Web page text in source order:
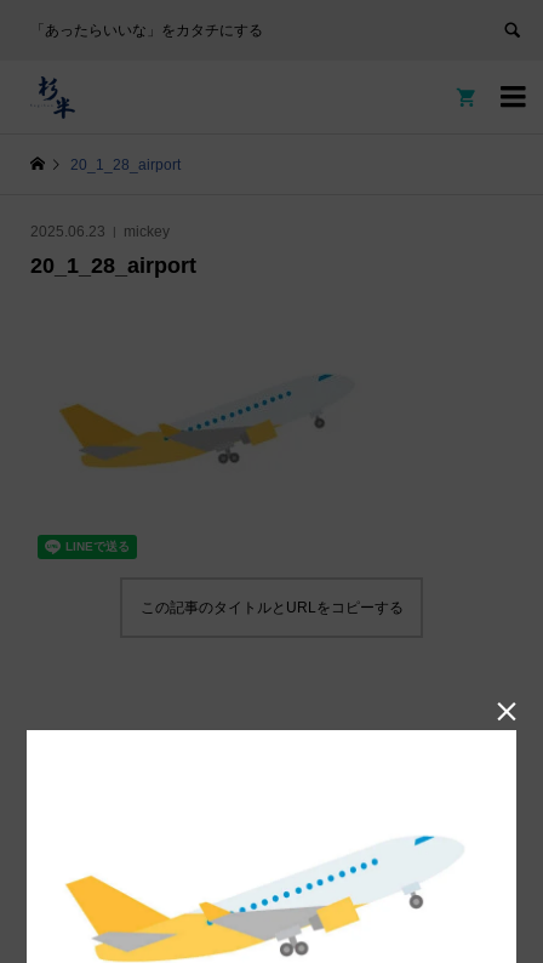
「あったらいいな」をカタチにする


20_1_28_airport
2025.06.23 mickey
20_1_28_airport
この記事のタイトルとURLをコピーする
